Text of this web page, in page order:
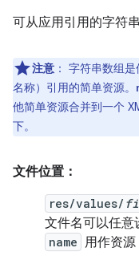
可从应用引用的字符串
注意 ： 字符串数组是
名称）引用的简单资源。
他简单资源合并到一个
下。
文件位置：
res/values/
文件名可以任意
name 用作资源